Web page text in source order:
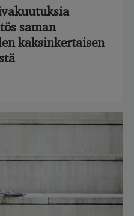
saman
kaksinkertaisen